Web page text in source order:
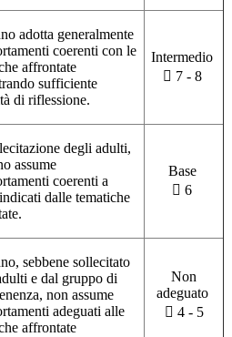
adotta generalmente
coerenti con le
affrontate
sufficiente
di riflessione.
Intermedio
 7 - 8
degli adulti,
assume
coerenti a
dalle tematiche
Base
 6
sebbene sollecitato
e dal gruppo di
non assume
adeguati alle
affrontate
Non
adeguato
 4 - 5